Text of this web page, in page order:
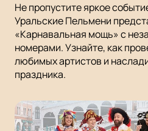
Не пропустите яркое
Уральские Пельмени
«Карнавальная мощь» с
номерами. Узнайте, как
любимых артистов и
праздника.